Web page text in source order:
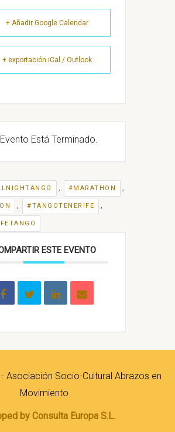
+ Añadir Google Calendar
+ exportación iCal / Outlook
Evento Está Terminado.
, #MARATHON ,
, #TANGOTENERIFE ,
ESTE EVENTO
Asociación Socio-Cultural Abrazos en
Movimiento
by Consulta Europa S.L.